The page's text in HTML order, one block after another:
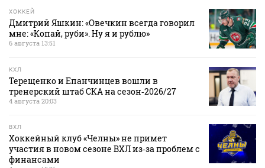
ХОККЕЙ
Дмитрий Яшкин: «Овечкин всегда говорил
мне: «Копай, руби». Ну я и рублю»
6 августа 13:51
КХЛ
Терещенко и Епанчинцев вошли в
тренерский штаб СКА на сезон‑2026/27
4 августа 20:03
ВХЛ
Хоккейный клуб «Челны» не примет
участия в новом сезоне ВХЛ из‑за проблем с
финансами